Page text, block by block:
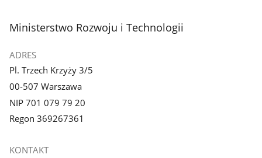
stopka
Ministerstwo Rozwoju i Technologii
ADRES
Pl. Trzech Krzyży 3/5
00-507 Warszawa
NIP 701 079 79 20
Regon 369267361
KONTAKT